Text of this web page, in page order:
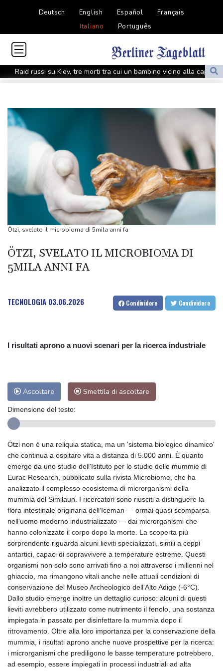
Deutsch English Español
Français
Italiano
Português
Raid russi su Kiev, tre morti tra cui un bambino vicino alla capitale
Raid russi su Kiev, tre morti tra cui un bambino vicino alla capitale
guerra in Iran'
Cnn, 'il capo degli Stati maggiori Usa cerca una via d'uscita da
guerra in Iran'
Lula attacca Rubio, 'odia il Brasile, Cuba e la Colombia, è un
bolsonarista'
Lula attacca Rubio, 'odia il Brasile, Cuba e la Colombia, è un
bolsonarista'
Kiev, 'stato di allerta aerea nella capitale, c'è la minaccia di droni
nemici'
nemici'
Brasile, la deforestazione in Amazzonia ai minimi da un decennio
Ötzi, svelato il microbioma di 5mila anni fa
ÖTZI, SVELATO IL MICROBIOMA DI
5MILA ANNI FA
TECNOLOGIA 03.06.2026 Condividere Condividere
I risultati aprono a nuovi scenari per la ricerca industriale
Ascoltare Smettila di ascoltare
Dimensione del testo:
Ötzi non è una reliquia statica, ma un 'sistema biologico dinamico'
che continua a ospitare vita a distanza di 5.000 anni. È quanto
emerge da uno studio dell'Istituto per lo studio delle mummie di
Eurac Research, pubblicato sulla rivista Microbiome, che ha
analizzato il complesso ecosistema di microrganismi della
mummia del Similaun. I ricercatori sono riusciti a distinguere la
flora intestinale originaria dell'Iceman — ormai quasi scomparsa
nell'uomo moderno industrializzato — dai microrganismi che
hanno colonizzato il corpo dopo la morte. La scoperta più
sorprendente riguarda alcuni lieviti specializzati, simili a ceppi
antartici, capaci di sopravvivere a temperature estreme. Questi
organismi non solo sono arrivati fino a noi attraverso i millenni nel
ghiaccio, ma rimangono vitali anche nelle attuali condizioni di
conservazione del Museo Archeologico dell'Alto Adige (-6°C).
Dallo studio emerge inoltre un dettaglio curioso: alcuni di questi
lieviti avrebbero utilizzato come nutrimento il fenolo, una sostanza
impiegata in passato per disinfettare la mummia dopo il
ritrovamento. Oltre alla loro importanza per la conservazione della
mummia, i risultati aprono anche nuove prospettive per la ricerca:
i microrganismi che prediligono le basse temperature potrebbero,
ad esempio, essere impiegati in processi industriali ad alta